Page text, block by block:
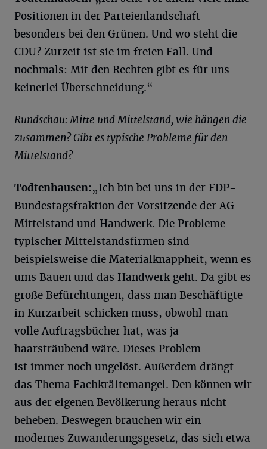
Positionen in der Parteienlandschaft –
besonders bei den Grünen. Und wo steht die
CDU? Zurzeit ist sie im freien Fall. Und
nochmals: Mit den Rechten gibt es für uns
keinerlei Überschneidung.“
Rundschau: Mitte und Mittelstand, wie hängen die
zusammen? Gibt es typische Probleme für den
Mittelstand?
Todtenhausen:„Ich bin bei uns in der FDP-
Bundestagsfraktion der Vorsitzende der AG
Mittelstand und Handwerk. Die Probleme
typischer Mittelstandsfirmen sind
beispielsweise die Materialknappheit, wenn es
ums Bauen und das Handwerk geht. Da gibt es
große Befürchtungen, dass man Beschäftigte
in Kurzarbeit schicken muss, obwohl man
volle Auftragsbücher hat, was ja
haarsträubend wäre. Dieses Problem
ist immer noch ungelöst. Außerdem drängt
das Thema Fachkräftemangel. Den können wir
aus der eigenen Bevölkerung heraus nicht
beheben. Deswegen brauchen wir ein
modernes Zuwanderungsgesetz, das sich etwa